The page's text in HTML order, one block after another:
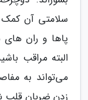
سلامتی آن
پاها و ران
البته مراقب
می‌تواند به
زدن ضربان قلب